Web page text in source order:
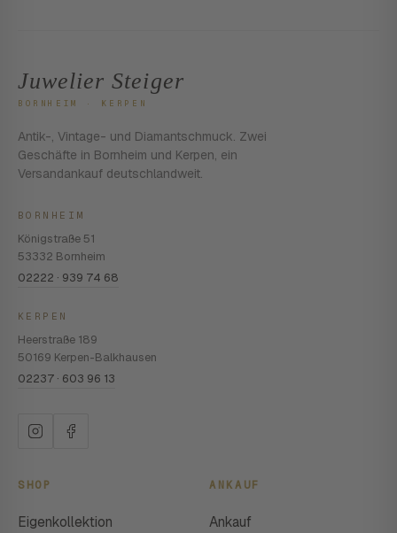
Juwelier Steiger
BORNHEIM · KERPEN
Antik-, Vintage- und Diamantschmuck. Zwei
Geschäfte in Bornheim und Kerpen, ein
Versandankauf deutschlandweit.
BORNHEIM
Königstraße 51
53332 Bornheim
02222 · 939 74 68
KERPEN
Heerstraße 189
50169 Kerpen-Balkhausen
02237 · 603 96 13
SHOP
Eigenkollektion
ANKAUF
Ankauf